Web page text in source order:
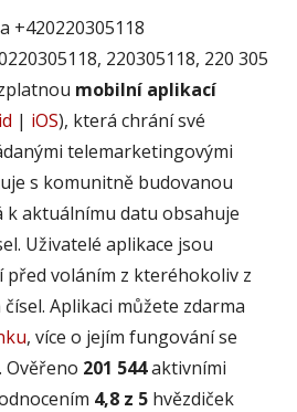
+420220305118
220305118, 220 305
mobilní aplikací
| iOS), která chrání své
telemarketingovými
s komunitně budovanou
aktuálnímu datu obsahuje
Uživatelé aplikace jsou
voláním z kteréhokoliv z
Aplikaci můžete zdarma
, více o jejím fungování se
. Ověřeno 201 544aktivními
4,8 z 5 hvězdiček